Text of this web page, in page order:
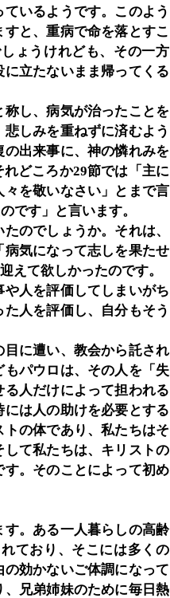
いるようです。このよう
と、重病で命を落とすこ
ょうけれども、その一方
立たないまま帰ってくる
し、病気が治ったことを
しみを重ねずに済むよう
出来事に、神の憐れみを
どころか29節では「主に
を敬いなさい」とまで言
です」と言います。
のでしょうか。それは、
気になって志しを果たせ
えて欲しかったのです。
人を評価してしまいがち
人を評価し、自分もそう
に遭い、教会から託され
パウロは、その人を「失
人だけによって担われる
は人の助けを必要とする
の体であり、私たちはそ
て私たちは、キリストの
。そのことによって初め
。ある一人暮らしの高齢
ており、そこには多くの
効かないご体調になって
兄弟姉妹のために毎日熱